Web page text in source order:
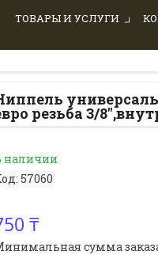
ТОВАРЫ И УСЛУГИ
резьба 3/
наличии
57060
₸
сумма заказа